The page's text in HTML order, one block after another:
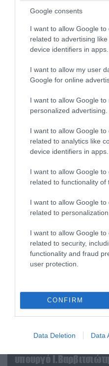
Google consents
I want to allow Google to
related to advertising
device identifiers in apps.
I want to allow my user
Google for online
I want to allow Google to
personalized advertising.
I want to allow Google to
related to analytics like
device identifiers in apps.
I want to allow Google to
related to functionality of
I want to allow Google to
related to personalization.
I want to allow Google to
related to security,
functionality and fraud
user protection.
CONFIRM
Data Deletion Data
Αθήνα:
αντικείμενα από
«Οι εντελώς αθώοι»: Η
τα ζώα που χάθηκαν
04.08.2026 | 15:02
υπουργό